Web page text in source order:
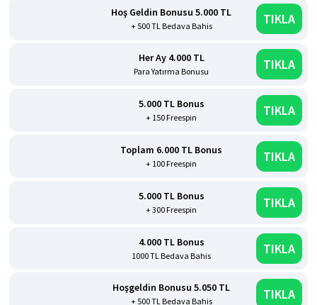
Hoş Geldin Bonusu 5.000 TL
+ 500 TL Bedava Bahis TIKLA
Her Ay 4.000 TL
Para Yatırma Bonusu TIKLA
5.000 TL Bonus
+ 150 Freespin TIKLA
Toplam 6.000 TL Bonus
+ 100 Freespin TIKLA
5.000 TL Bonus
+ 300 Freespin TIKLA
4.000 TL Bonus
1000 TL Bedava Bahis TIKLA
Hoşgeldin Bonusu 5.050 TL
+ 500 TL Bedava Bahis TIKLA